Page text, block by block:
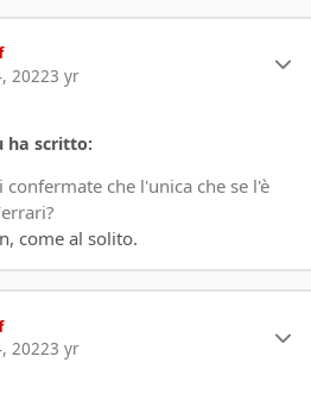
20223 yr
ha scritto:
che l'unica che se l'è
come al solito.
20223 yr